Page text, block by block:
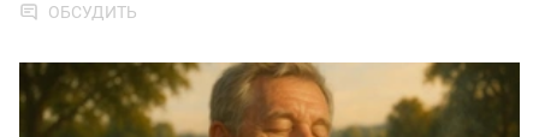
ОБСУДИТЬ